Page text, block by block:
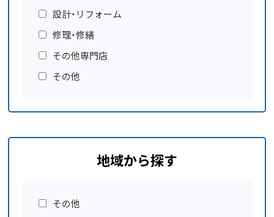
設計・リフォーム
修理・修繕
その他専門店
その他
地域から探す
その他